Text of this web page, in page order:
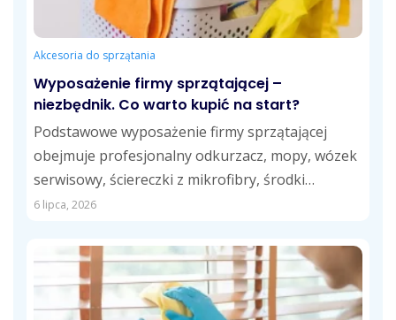
Akcesoria do sprzątania
Wyposażenie firmy sprzątającej –
niezbędnik. Co warto kupić na start?
Podstawowe wyposażenie firmy sprzątającej
obejmuje profesjonalny odkurzacz, mopy, wózek
serwisowy, ściereczki z mikrofibry, środki
czystości dostosowane do różnych powierzchni
6 lipca, 2026